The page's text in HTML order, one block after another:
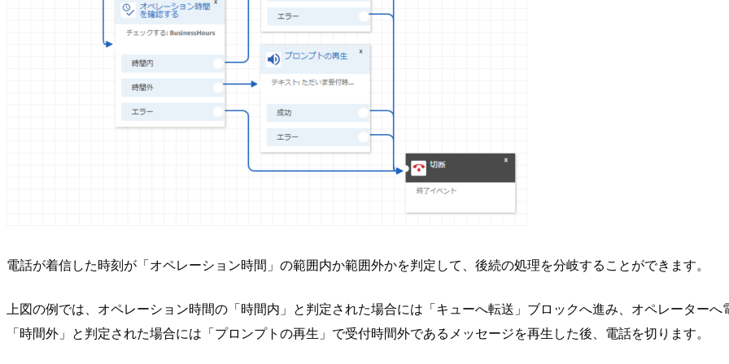
電話が着信した時刻が「オペレーション時間」の範囲内か範囲外かを判定して、後続の処理を分岐することができます。
上図の例では、オペレーション時間の「時間内」と判定された場合には「キューへ転送」ブロックへ進み、オペレーターへ
「時間外」と判定された場合には「プロンプトの再生」で受付時間外であるメッセージを再生した後、電話を切ります。